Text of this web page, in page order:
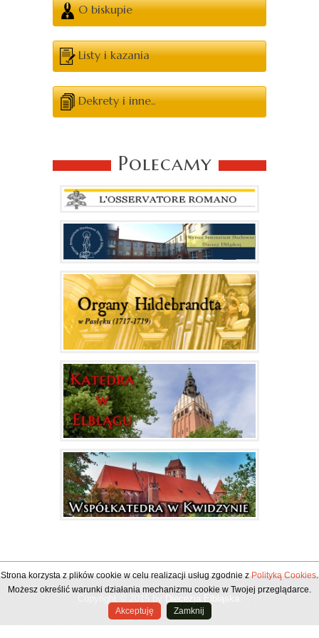
O biskupie
Listy i kazania
Dekrety i inne..
Polecamy
Strona korzysta z plików cookie w celu realizacji usług zgodnie zPolityką Cookies.
Możesz określić warunki działania mechanizmu cookie w Twojej przeglądarce.
Akceptuję Zamknij